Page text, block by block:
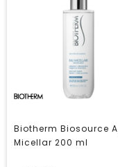
Biotherm Biosource
Micellar 200 ml